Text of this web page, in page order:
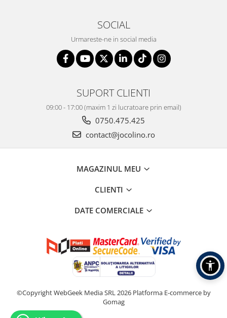
SOCIAL
Urmareste-ne in social media
SUPORT CLIENTI
09:00 - 17:00 (maxim 1 zi lucratoare prin email)
0750.475.425
contact@jocolino.ro
MAGAZINUL MEU
CLIENTI
DATE COMERCIALE
©Copyright WebGeek Media SRL 2026 Platforma E-commerce by
Gomag